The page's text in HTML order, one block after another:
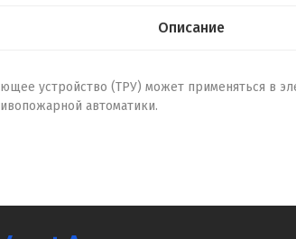
Описание
устройство (ТРУ) может применяться в
автоматики.